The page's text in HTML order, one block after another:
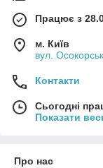
Працює з
м. Київ
вул.
Контакти
Сьогодні
Показати
Про нас